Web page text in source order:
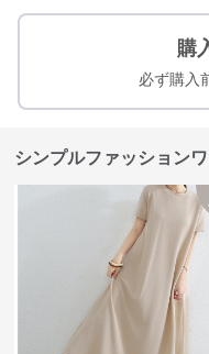
購
必ず購入
シンプルファッション